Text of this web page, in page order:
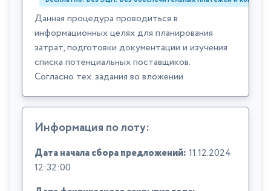
Данная процедура проводиться в
информационных целях для планирования
затрат, подготовки документации и изучения
списка потенциальных поставщиков.
Согласно тех. задания во вложении
Информация по лоту:
Дата начала сбора предложений: 11.12.2024
12:32:00